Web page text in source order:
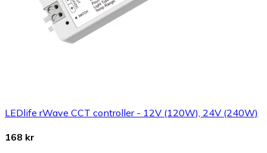
LEDlife rWave CCT controller - 12V (120W), 24V (240W)
168 kr